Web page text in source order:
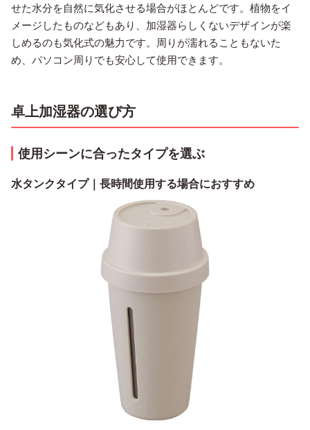
せた水分を自然に気化させる場合がほとんどです。植物をイ
メージしたものなどもあり、加湿器らしくないデザインが楽
しめるのも気化式の魅力です。周りが濡れることもないた
め、パソコン周りでも安心して使用できます。
卓上加湿器の選び方
使用シーンに合ったタイプを選ぶ
水タンクタイプ｜長時間使用する場合におすすめ